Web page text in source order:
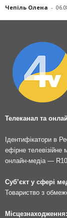
Чепіль Олена -
Телеканал та
Ідентифікатори в
ефірне
онлайн-медіа —
Суб’єкт у сфері
Товариство з
Місцезнаходження: